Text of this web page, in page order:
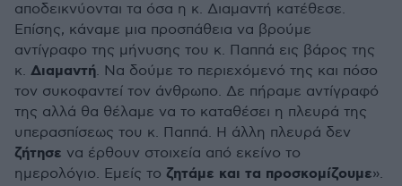
αποδεικνύονται τα όσα η κ. Διαμαντή κατέθεσε.
Επίσης, κάναμε μια προσπάθεια να βρούμε
αντίγραφο της μήνυσης του κ. Παππά εις βάρος της
κ. Διαμαντή. Να δούμε το περιεχόμενό της και πόσο
τον συκοφαντεί τον άνθρωπο. Δε πήραμε αντίγραφό
της αλλά θα θέλαμε να το καταθέσει η πλευρά της
υπερασπίσεως του κ. Παππά. Η άλλη πλευρά δεν
ζήτησε να έρθουν στοιχεία από εκείνο το
ημερολόγιο. Εμείς το ζητάμε και τα προσκομίζουμε».